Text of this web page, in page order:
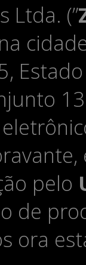
Ltda. (”
pelo
de
ora